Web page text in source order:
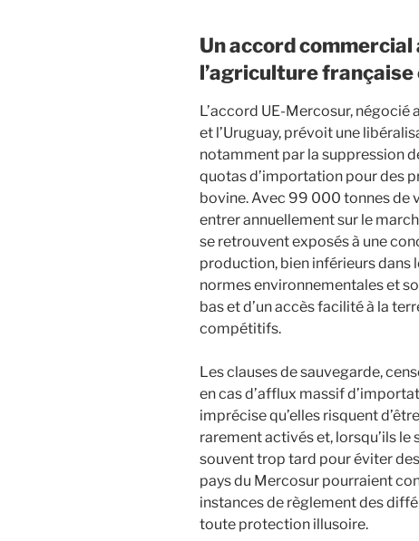
Un accord
l’agriculture
L’accord UE-Mercosur, négocié
et l’Uruguay, prévoit une
notamment par la suppression
quotas d’importation pour des
bovine. Avec 99 000 tonnes de
entrer annuellement sur le
se retrouvent exposés à une
production, bien inférieurs dans
normes environnementales et
bas et d’un accès facilité à la
compétitifs.
Les clauses de sauvegarde,
en cas d’afflux massif
imprécise qu’elles risquent
rarement activés et, lorsqu’ils
souvent trop tard pour éviter
pays du Mercosur pourraient
instances de règlement des
toute protection illusoire.